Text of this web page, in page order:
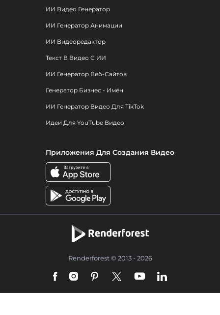
ИИ Видео Генератор
ИИ Генератор Анимации
ИИ Видеоредактор
Текст В Видео С ИИ
ИИ Генератор Веб-Сайтов
Генератор Бизнес - Имён
ИИ Генератор Видео Для TikTok
Идеи Для YouTube Видео
Приложения Для Создания Видео
Renderforest © 2013 - 2026